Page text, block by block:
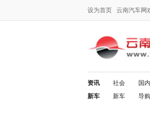
设为首页 云南汽车网
资讯
新车
社会
新车
国内
导购